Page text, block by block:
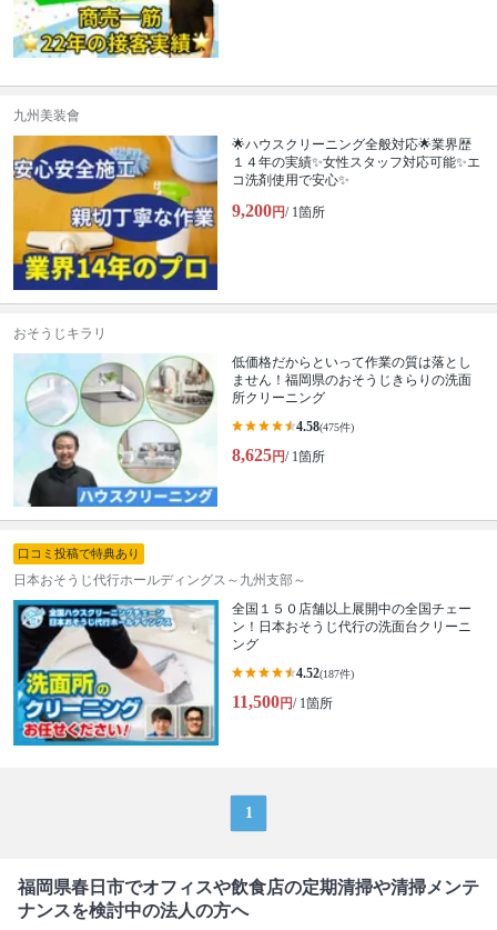
九州美装會
🌟ハウスクリーニング全般対応🌟業界歴
１４年の実績✨女性スタッフ対応可能✨エ
コ洗剤使用で安心✨
9,200円/ 1箇所
おそうじキラリ
低価格だからといって作業の質は落とし
ません！福岡県のおそうじきらりの洗面
所クリーニング
4.58(475件)
8,625円/ 1箇所
口コミ投稿で特典あり
日本おそうじ代行ホールディングス～九州支部～
全国１５０店舗以上展開中の全国チェー
ン！日本おそうじ代行の洗面台クリーニ
ング
4.52(187件)
11,500円/ 1箇所
1
福岡県春日市でオフィスや飲食店の定期清掃や清掃メンテ
ナンスを検討中の法人の方へ